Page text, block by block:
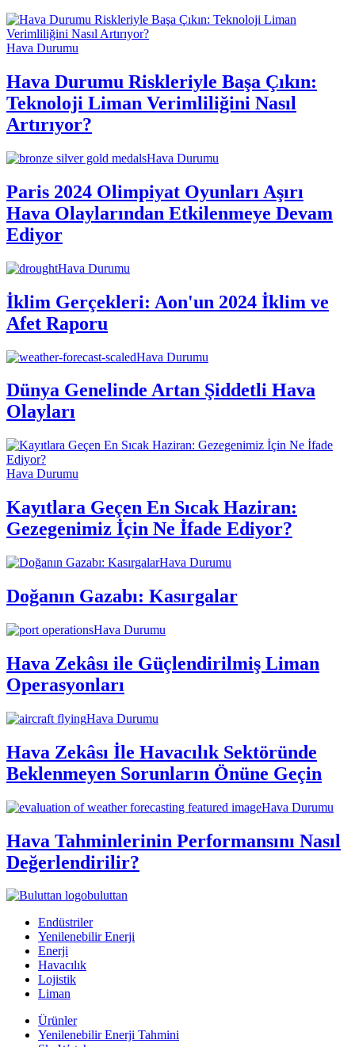
Hava Durumu
Hava Durumu Riskleriyle Başa Çıkın:
Teknoloji Liman Verimliliğini Nasıl
Artırıyor?
Hava Durumu
Paris 2024 Olimpiyat Oyunları Aşırı
Hava Olaylarından Etkilenmeye Devam
Ediyor
Hava Durumu
İklim Gerçekleri: Aon'un 2024 İklim ve
Afet Raporu
Hava Durumu
Dünya Genelinde Artan Şiddetli Hava
Olayları
Hava Durumu
Kayıtlara Geçen En Sıcak Haziran:
Gezegenimiz İçin Ne İfade Ediyor?
Hava Durumu
Doğanın Gazabı: Kasırgalar
Hava Durumu
Hava Zekâsı ile Güçlendirilmiş Liman
Operasyonları
Hava Durumu
Hava Zekâsı İle Havacılık Sektöründe
Beklenmeyen Sorunların Önüne Geçin
Hava Durumu
Hava Tahminlerinin Performansını Nasıl
Değerlendirilir?
buluttan
Endüstriler
Yenilenebilir Enerji
Enerji
Havacılık
Lojistik
Liman
Ürünler
Yenilenebilir Enerji Tahmini